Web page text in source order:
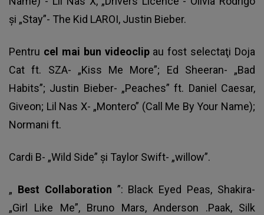
şi „Stay”- The Kid LAROI, Justin Bieber.
Pentru cel mai bun videoclip au fost selectaţi Doja
Cat ft. SZA- „Kiss Me More”; Ed Sheeran- „Bad
Habits”; Justin Bieber- „Peaches” ft. Daniel Caesar,
Giveon; Lil Nas X- „Montero” (Call Me By Your Name);
Normani ft.
Cardi B- „Wild Side” şi Taylor Swift- „willow”.
„ Best Collaboration ”: Black Eyed Peas, Shakira-
„Girl Like Me”, Bruno Mars, Anderson .Paak, Silk